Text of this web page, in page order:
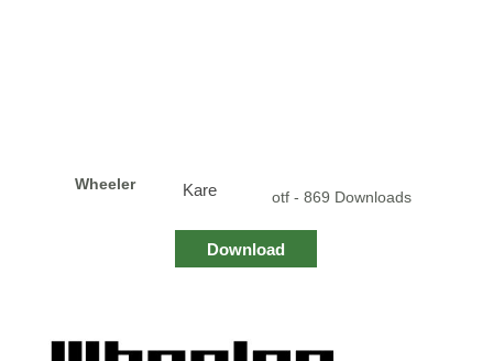
Wheeler Kare otf - 869 Downloads
Download